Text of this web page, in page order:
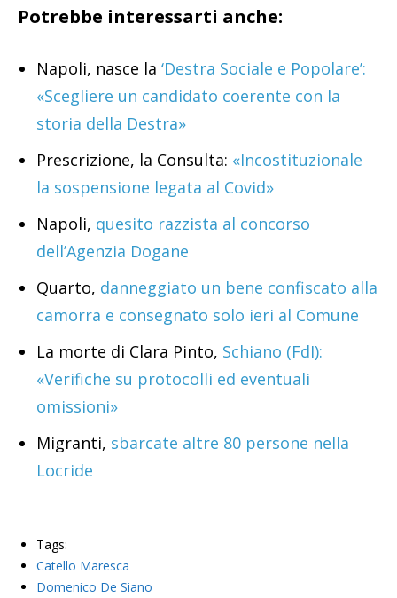
Potrebbe interessarti anche:
Napoli, nasce la ‘Destra Sociale e Popolare’:
«Scegliere un candidato coerente con la
storia della Destra»
Prescrizione, la Consulta: «Incostituzionale
la sospensione legata al Covid»
Napoli, quesito razzista al concorso
dell’Agenzia Dogane
Quarto, danneggiato un bene confiscato alla
camorra e consegnato solo ieri al Comune
La morte di Clara Pinto, Schiano (FdI):
«Verifiche su protocolli ed eventuali
omissioni»
Migranti, sbarcate altre 80 persone nella
Locride
Tags:
Catello Maresca
Domenico De Siano